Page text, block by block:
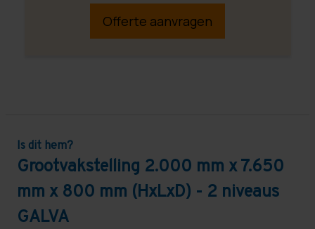
Offerte aanvragen
Is dit hem?
Grootvakstelling 2.000 mm x 7.650
mm x 800 mm (HxLxD) - 2 niveaus
GALVA